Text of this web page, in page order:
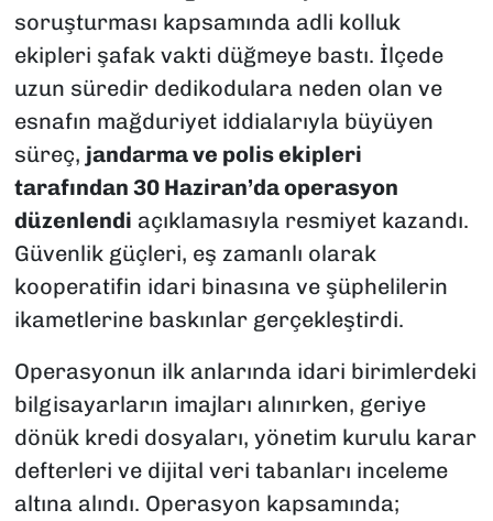
soruşturması kapsamında adli kolluk
ekipleri şafak vakti düğmeye bastı. İlçede
uzun süredir dedikodulara neden olan ve
esnafın mağduriyet iddialarıyla büyüyen
süreç, jandarma ve polis ekipleri
tarafından 30 Haziran’da operasyon
düzenlendi açıklamasıyla resmiyet kazandı.
Güvenlik güçleri, eş zamanlı olarak
kooperatifin idari binasına ve şüphelilerin
ikametlerine baskınlar gerçekleştirdi.
Operasyonun ilk anlarında idari birimlerdeki
bilgisayarların imajları alınırken, geriye
dönük kredi dosyaları, yönetim kurulu karar
defterleri ve dijital veri tabanları inceleme
altına alındı. Operasyon kapsamında;